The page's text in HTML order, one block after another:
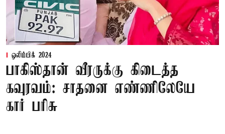
ஒலிம்பிக் 2024
பாகிஸ்தான் வீரருக்கு கிடைத்த
கவுரவம்: சாதனை எண்ணிலேயே
கார் பரிசு